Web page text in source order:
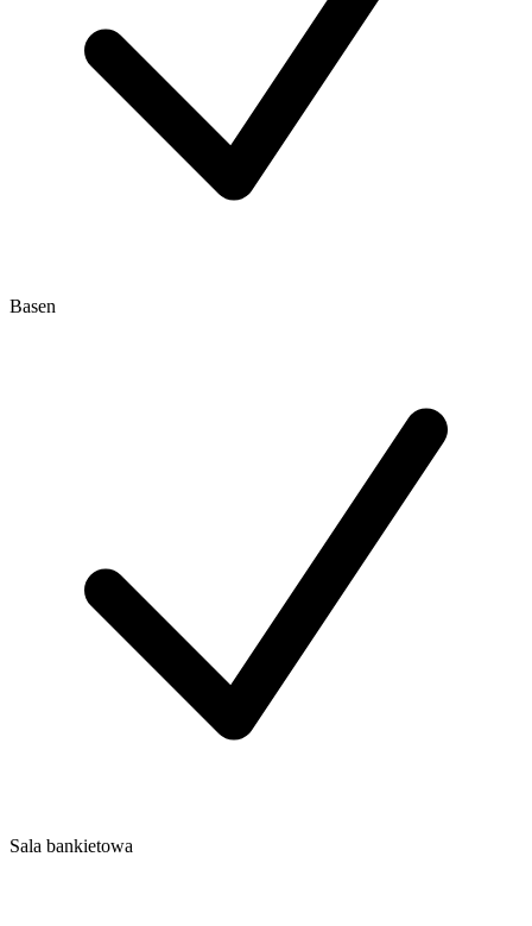
Basen
Sala bankietowa